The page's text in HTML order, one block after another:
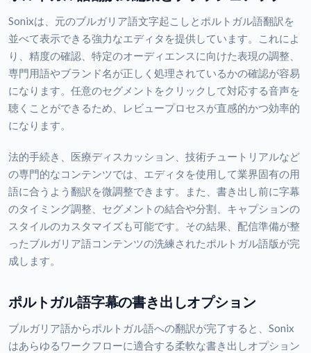
Sonixは、元のブルガリア語文字起こしとポルトガル語翻訳を
並べて表示できる強力なエディタを提供しています。これによ
り、精度の確認、特定のオーディエンスに向けた表現の調整、
専門用語やブランド名が正しく処理されているかの確認が容易
になります。任意のセグメントをクリックして対応する音声を
聴くことができるため、レビュープロセスが直感的かつ効率的
になります。
法的手続き、医療ディスカッション、技術チュートリアルなど
の専門的なコンテンツでは、エディタを使用して業界固有の用
語に合うよう翻訳を微調整できます。また、書き出し前に字幕
のタイミング調整、セグメントの結合や分割、キャプションの
スタイルのカスタマイズも可能です。その結果、配信準備が整
ったブルガリア語コンテンツの洗練されたポルトガル語版が完
成します。
ポルトガル語字幕の書き出しオプション
ブルガリア語からポルトガル語への翻訳が完了すると、Sonix
はあらゆるワークフローに適合する柔軟な書き出しオプション